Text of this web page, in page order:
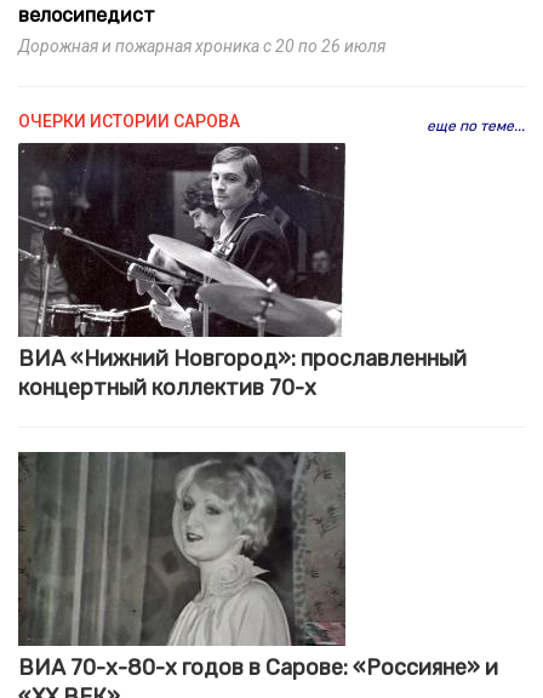
велосипедист
Дорожная и пожарная хроника с 20 по 26 июля
еще по теме...
ОЧЕРКИ ИСТОРИИ САРОВА
ВИА «Нижний Новгород»: прославленный
концертный коллектив 70-х
ВИА 70-х-80-х годов в Сарове: «Россияне» и